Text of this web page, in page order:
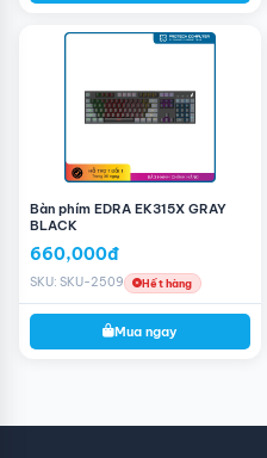
Bàn phím EDRA EK315X GRAY
BLACK
660,000đ
SKU: SKU-2509 Hết hàng
Mua ngay